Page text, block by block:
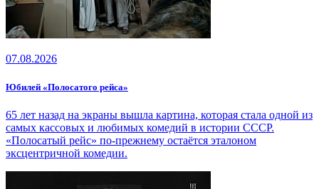
07.08.2026
Юбилей «Полосатого рейса»
65 лет назад на экраны вышла картина, которая стала одной из
самых кассовых и любимых комедий в истории СССР.
«Полосатый рейс» по-прежнему остаётся эталоном
эксцентричной комедии.